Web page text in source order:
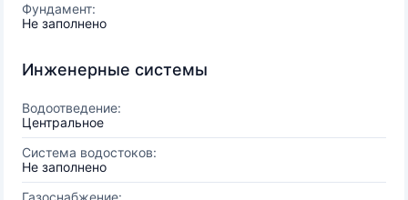
Фундамент:
Не заполнено
Инженерные системы
Водоотведение:
Центральное
Система водостоков:
Не заполнено
Газоснабжение: